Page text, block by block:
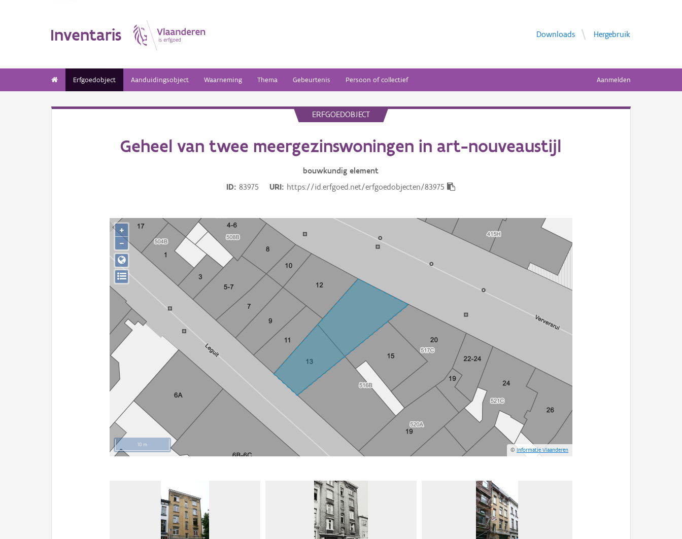
Inventaris Downloads Hergebruik
Erfgoedobject Aanduidingsobject Waarneming Thema Gebeurtenis Persoon of collectief Aanmelden
ERFGOEDOBJECT
Geheel van twee meergezinswoningen in art-nouveaustijl
bouwkundig element
ID
83975 URI https://id.erfgoed.net/erfgoedobjecten/83975
10 m
©Informatie Vlaanderen
+
−